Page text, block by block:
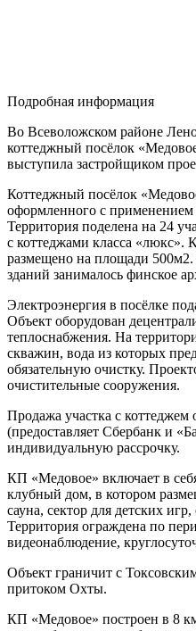
Подробная информация
Во Всеволожском районе
коттеджный посёлок
выступила застройщиком
Коттеджный посёлок
оформленного с
Территория поделена на 24
с коттеджами класса «люкс».
размещено на площади
зданий занималось финское
Электроэнергия в посёлке
Объект оборудован
теплоснабжения. На
скважин, вода из которых
обязательную очистку.
очистительные сооружения.
Продажа участка с коттеджем
(предоставляет Сбербанк и
индивидуальную рассрочку.
КП «Медовое» включает в
клубный дом, в котором
сауна, сектор для детских
Территория ограждена по
видеонаблюдение,
Объект граничит с
притоком Охты.
КП «Медовое» построен в 8